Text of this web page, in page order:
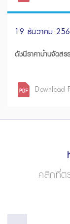
19 ธันวาคม
ดัชนีราคาบ้านจัดส
Download
คลิกที่ต